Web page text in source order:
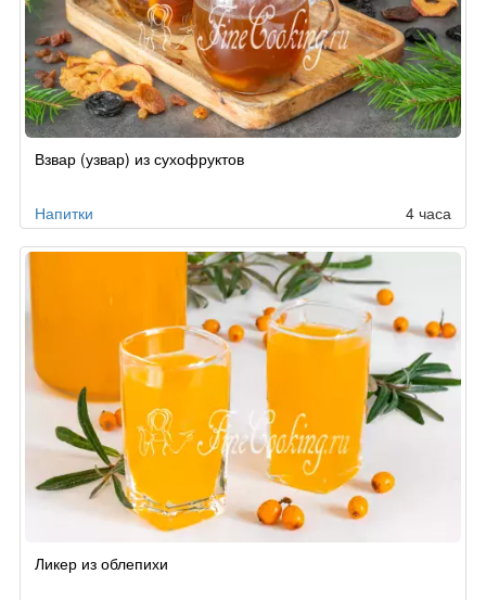
Взвар (узвар) из сухофруктов
Напитки 4 часа
Ликер из облепихи